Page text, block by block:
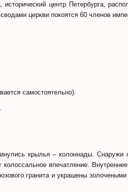
исторический центр Петербурга,
церкви покоятся 60 членов
самостоятельно).
.
крылья – колоннады.
колоссальное впечатление.
гранита и украшены